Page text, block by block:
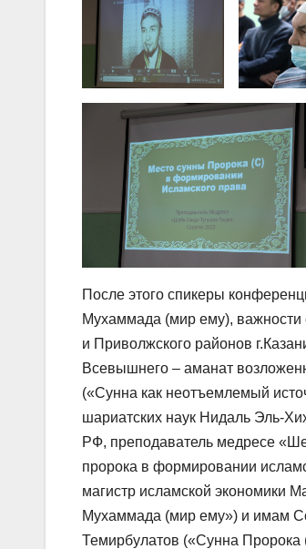
После этого спикеры
Мухаммада (мир ему), важности
и Приволжского районов
Всевышнего – аманат
(«Сунна как неотъемлемый
шариатских наук Нидаль Эль-
РФ, преподаватель медресе
пророка в формировании
магистр исламской экономики
Мухаммада (мир ему») и имам
Темирбулатов («Сунна Пророка